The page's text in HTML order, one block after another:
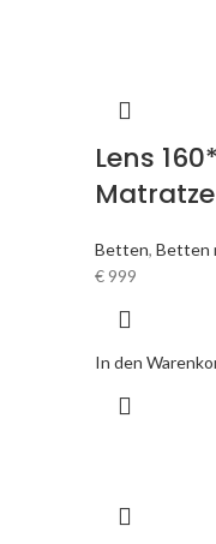
Lens
Matratze
Betten, Betten
€ 999
In den